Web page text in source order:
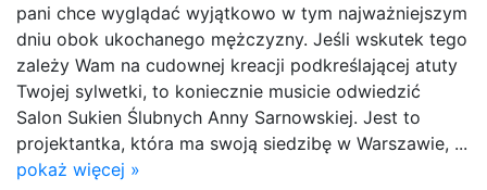
pani chce wyglądać wyjątkowo w tym najważniejszym
dniu obok ukochanego mężczyzny. Jeśli wskutek tego
zależy Wam na cudownej kreacji podkreślającej atuty
Twojej sylwetki, to koniecznie musicie odwiedzić
Salon Sukien Ślubnych Anny Sarnowskiej. Jest to
projektantka, która ma swoją siedzibę w Warszawie, ...
pokaż więcej »